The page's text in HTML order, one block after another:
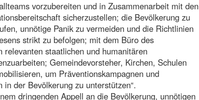
vorzubereiten und in Zusammenarbeit mit den
sicherzustellen; die Bevölkerung zu
unnötige Panik zu vermeiden und die Richtlinien
strikt zu befolgen; mit dem Büro des
relevanten staatlichen und humanitären
Gemeindevorsteher, Kirchen, Schulen
um Präventionskampagnen und
der Bevölkerung zu unterstützen“.
dringenden Appell an die Bevölkerung, unnötigen